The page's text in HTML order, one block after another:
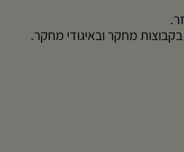
מחקר ובאיגודי מחקר.